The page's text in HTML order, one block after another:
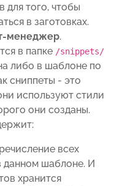
для того, чтобы
в заготовках.
менеджер.
в папке /snippets/
либо в шаблоне по
сниппеты - это
используют стили
они созданы.
всех
данном шаблоне. И
хранится